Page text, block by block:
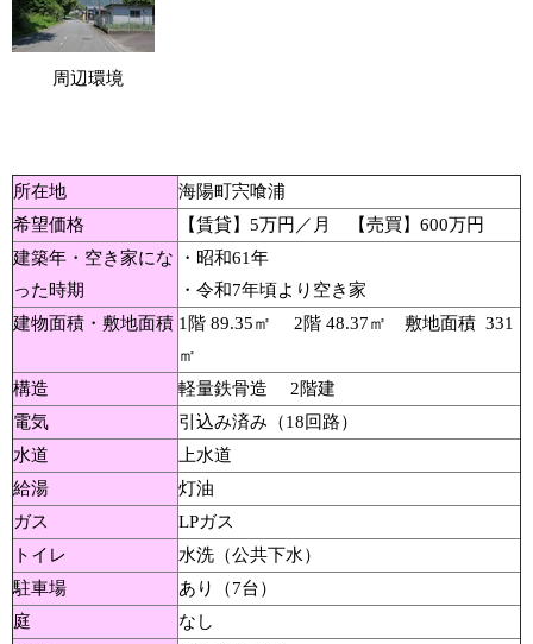
周辺環境
所在地
海陽町宍喰浦
希望価格
【賃貸】5万円／月 【売買】600万円
建築年・空き家にな
った時期
・昭和61年
・令和7年頃より空き家
建物面積・敷地面積 1階 89.35㎡ 2階 48.37㎡ 敷地面積 331
㎡
構造
軽量鉄骨造 2階建
電気
引込み済み（18回路）
水道
上水道
給湯
灯油
ガス
LPガス
トイレ
水洗（公共下水）
駐車場
あり（7台）
庭
なし